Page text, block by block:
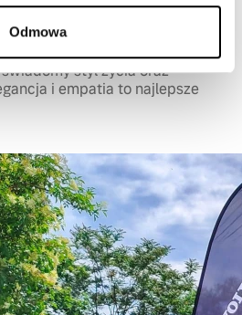
Odmowaz troską o drugiego
pasję z misją,
styl życia oraz
i empatia to najlepsze